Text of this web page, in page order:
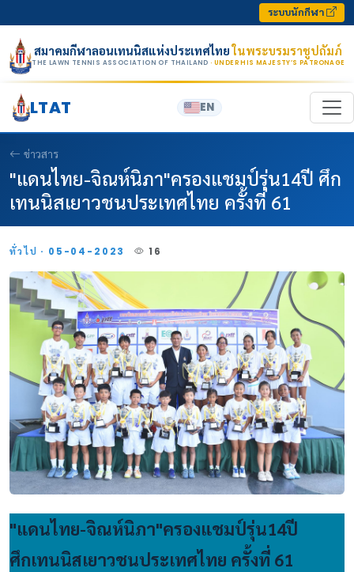
ระบบนักกีฬา
สมาคมกีฬาลอนเทนนิสแห่งประเทศไทยในพระบรมราชูปถัมภ์
THE LAWN TENNIS ASSOCIATION OF THAILAND · UNDER HIS MAJESTY’S PATRONAGE
LTAT EN
ข่าวสาร
"แดนไทย-จิณห์นิภา"ครองแชมป์รุ่น14ปี ศึก
เทนนิสเยาวชนประเทศไทย ครั้งที่ 61
ทั่วไป · 05-04-2023 16
"แดนไทย-จิณห์นิภา"ครองแชมป์รุ่น14ปี
ศึกเทนนิสเยาวชนประเทศไทย ครั้งที่ 61